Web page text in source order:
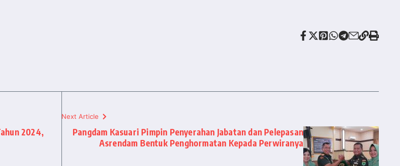
2024,
Next Article
Pangdam Kasuari Pimpin Penyerahan Jabatan dan Pelepasan
Asrendam Bentuk Penghormatan Kepada Perwiranya